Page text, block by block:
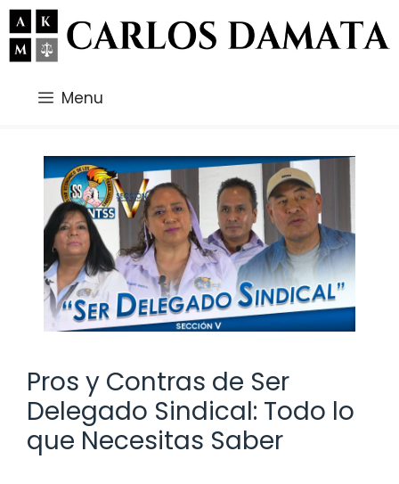
Saltar
al
contenido
Menu
Pros y Contras de Ser
Delegado Sindical: Todo lo
que Necesitas Saber